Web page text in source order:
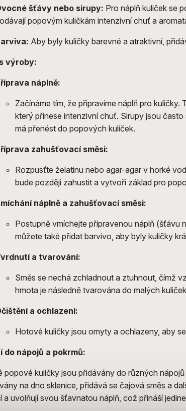
šťávy nebo sirupy: Pro náplň kuliček se
popovým kuličkám intenzivní chuť a
Aby byly kuličky barevné a atraktivní,
výroby:
náplně:
Začínáme tím, že připravíme náplň pro
který přinese intenzivní chuť. Sirupy jsou
má přenést do popových kuliček.
zahušťovací směsi:
Rozpusťte želatinu nebo agar-agar v horké
bude později zahustit a vytvoří základ pro
náplně a zahušťovací směsi:
Postupně vmíchejte připravenou náplň (šťávu
můžete také přidat barvivo, aby byly kuličky
a tvarování:
Směs se nechá zchladnout a ztuhnout, čímž
hmota je následně tvarována do malých
a ochlazení:
Hotové kuličky jsou omyty a ochlazeny, aby
do nápojů a pokrmů:
popové kuličky jsou přidávány do různých
na dno sklenice, přidává se čajová směs a
a uvolňují svou šťavnatou náplň, což přináší